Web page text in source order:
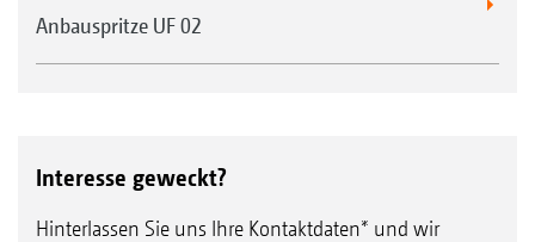
Anbauspritze UF 02
Interesse geweckt?
Hinterlassen Sie uns Ihre Kontaktdaten* und wir